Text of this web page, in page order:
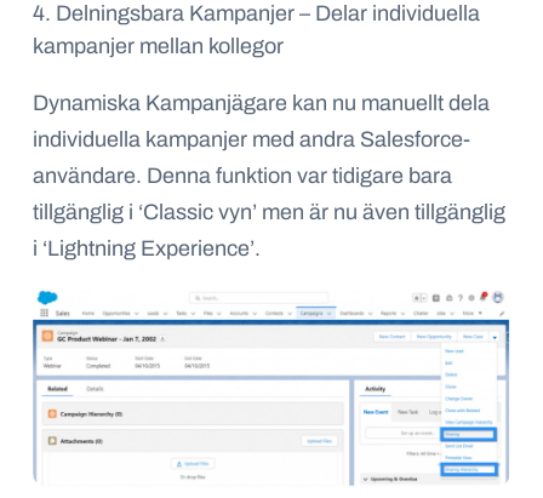
4. Delningsbara Kampanjer – Delar individuella
kampanjer mellan kollegor
Dynamiska Kampanjägare kan nu manuellt dela
individuella kampanjer med andra Salesforce-
användare. Denna funktion var tidigare bara
tillgänglig i ‘Classic vyn’ men är nu även tillgänglig
i ‘Lightning Experience’.